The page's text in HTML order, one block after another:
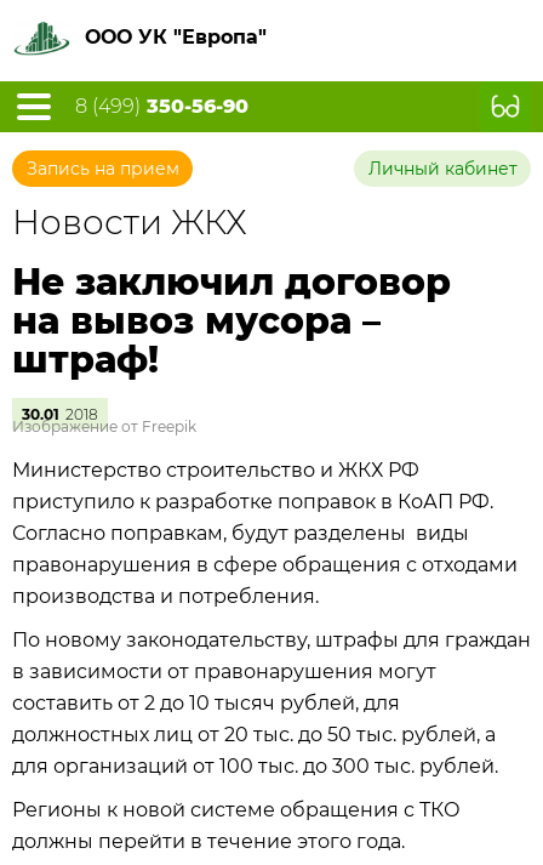
ООО УК "Европа"
8 (499) 350-56-90
Запись на прием Личный кабинет
Новости ЖКХ
Не заключил договор
на вывоз мусора –
штраф!
30.01 2018
Изображение от Freepik
Министерство строительство и ЖКХ РФ
приступило к разработке поправок в КоАП РФ.
Согласно поправкам, будут разделены виды
правонарушения в сфере обращения с отходами
производства и потребления.
По новому законодательству, штрафы для граждан
в зависимости от правонарушения могут
составить от 2 до 10 тысяч рублей, для
должностных лиц от 20 тыс. до 50 тыс. рублей, а
для организаций от 100 тыс. до 300 тыс. рублей.
Регионы к новой системе обращения с ТКО
должны перейти в течение этого года.